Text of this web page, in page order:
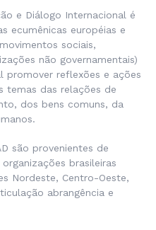
e Diálogo Internacional é
ecumênicas européias e
sociais,
não governamentais)
reflexões e ações
temas das relações de
dos bens comuns, da
são provenientes de
brasileiras
Nordeste, Centro-Oeste,
abrangência e